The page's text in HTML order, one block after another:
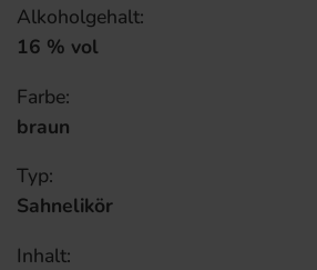
Alkoholgehalt:
16 % vol
Farbe:
braun
Typ:
Sahnelikör
Inhalt: